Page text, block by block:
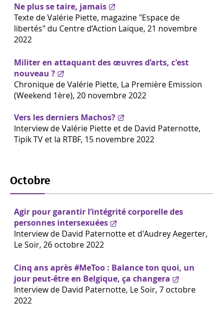
Ne plus se taire, jamais
Texte de Valérie Piette, magazine "Espace de
libertés" du Centre d’Action Laïque, 21 novembre
2022
Militer en attaquant des œuvres d’arts, c'est
nouveau ?
Chronique de Valérie Piette, La Première Emission
(Weekend 1ère), 20 novembre 2022
Vers les derniers Machos?
Interview de Valérie Piette et de David Paternotte,
Tipik TV et la RTBF, 15 novembre 2022
Octobre
Agir pour garantir l’intégrité corporelle des
personnes intersexuées
Interview de David Paternotte et d'Audrey Aegerter,
Le Soir, 26 octobre 2022
Cinq ans après #MeToo : Balance ton quoi, un
jour peut-être en Belgique, ça changera
Interview de David Paternotte, Le Soir, 7 octobre
2022